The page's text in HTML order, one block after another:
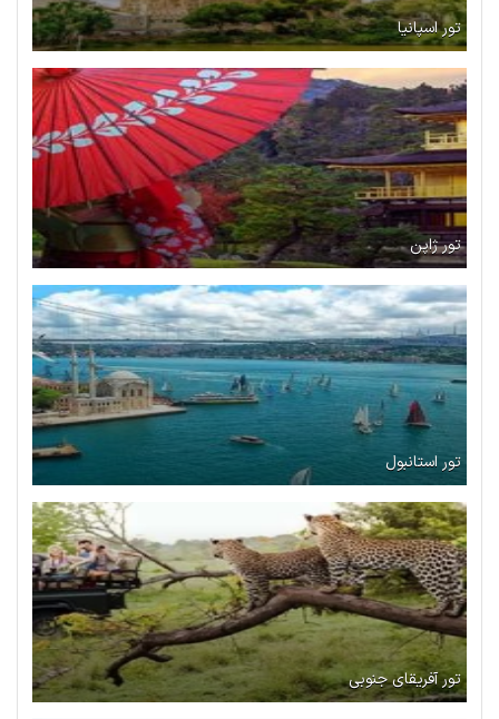
تور اسپانیا
تور ژاپن
تور استانبول
تور آفریقای جنوبی